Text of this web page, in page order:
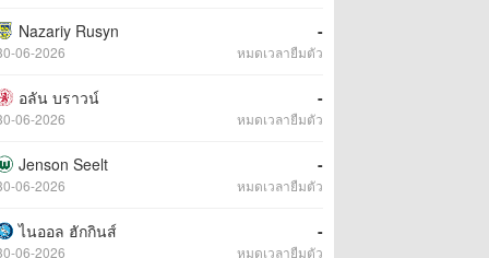
Nazariy Rusyn
06-2026
-
หมดเวลายืมตัว
อลัน บราวน์
06-2026
-
หมดเวลายืมตัว
Jenson Seelt
06-2026
-
หมดเวลายืมตัว
ไนออล ฮักกินส์
06-2026
-
หมดเวลายืมตัว